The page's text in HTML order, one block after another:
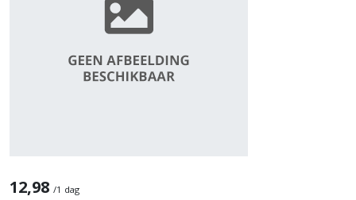
12,98 /1 dag